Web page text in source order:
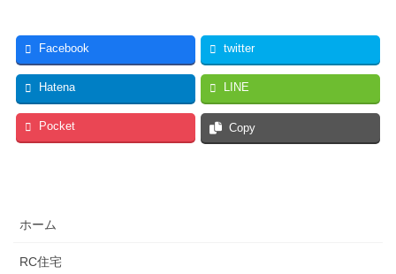
Facebook twitter
Hatena LINE
Pocket Copy
ホーム
RC住宅